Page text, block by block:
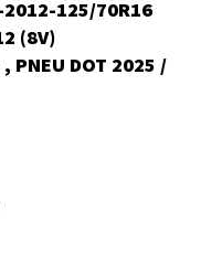
2012-125/70R16
(8V)
, PNEU DOT 2025 /